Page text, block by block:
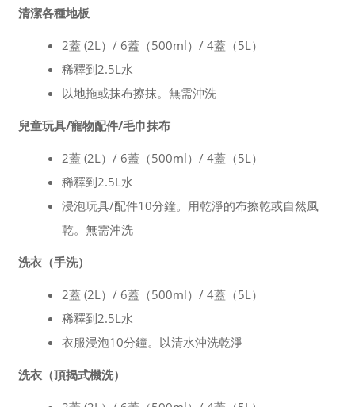
清潔各種地板
2蓋 (2L）/ 6蓋（500ml）/ 4蓋（5L）
稀釋到2.5L水
以地拖或抹布擦抹。無需沖洗
兒童玩具/寵物配件/毛巾抹布
2蓋 (2L）/ 6蓋（500ml）/ 4蓋（5L）
稀釋到2.5L水
浸泡玩具/配件10分鐘。用乾淨的布擦乾或自然風
乾。無需沖洗
洗衣（手洗）
2蓋 (2L）/ 6蓋（500ml）/ 4蓋（5L）
稀釋到2.5L水
衣服浸泡10分鐘。以清水沖洗乾淨
洗衣（頂揭式機洗）